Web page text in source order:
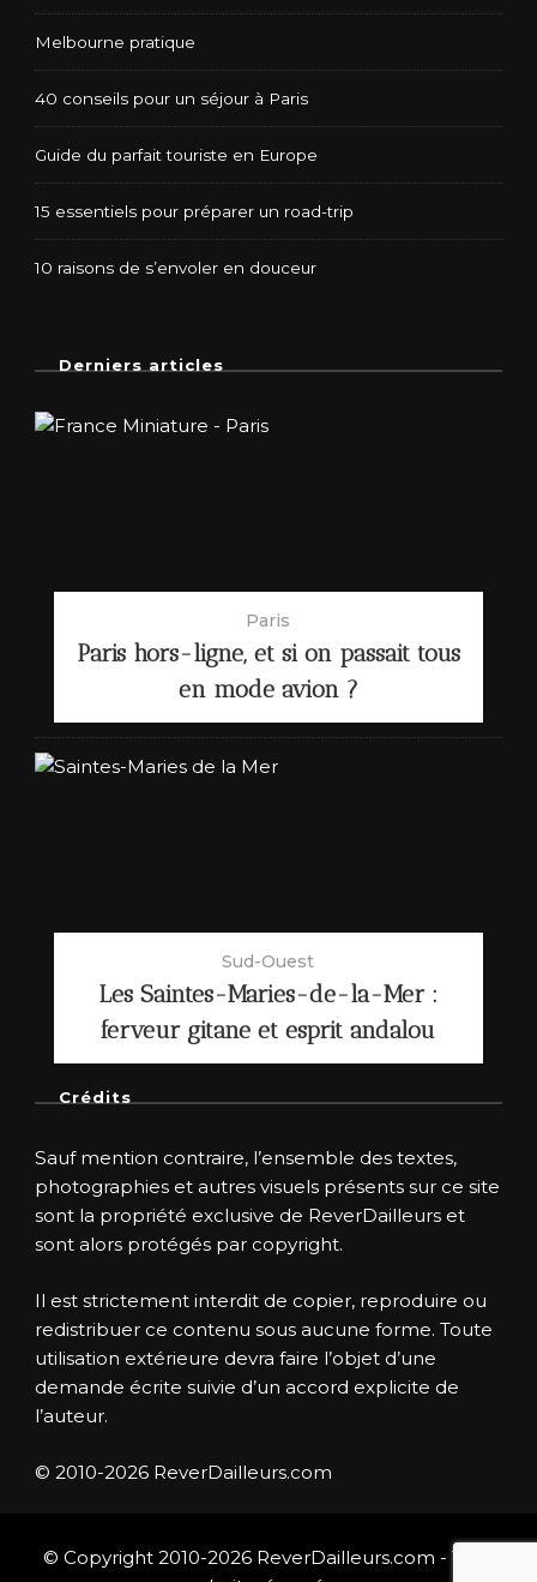
Melbourne pratique
40 conseils pour un séjour à Paris
Guide du parfait touriste en Europe
15 essentiels pour préparer un road-trip
10 raisons de s’envoler en douceur
Derniers articles
Paris
Paris hors-ligne, et si on passait tous
en mode avion ?
Sud-Ouest
Les Saintes-Maries-de-la-Mer :
ferveur gitane et esprit andalou
Crédits
Sauf mention contraire, l’ensemble des textes,
photographies et autres visuels présents sur ce site
sont la propriété exclusive de ReverDailleurs et
sont alors protégés par copyright.
Il est strictement interdit de copier, reproduire ou
redistribuer ce contenu sous aucune forme. Toute
utilisation extérieure devra faire l’objet d’une
demande écrite suivie d’un accord explicite de
l’auteur.
© 2010-2026 ReverDailleurs.com
© Copyright 2010-2026 ReverDailleurs.com - Tous